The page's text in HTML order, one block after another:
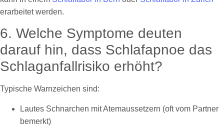
erarbeitet werden.
6. Welche Symptome deuten
darauf hin, dass Schlafapnoe das
Schlaganfallrisiko erhöht?
Typische Warnzeichen sind:
Lautes Schnarchen mit Atemaussetzern (oft vom Partner
bemerkt)